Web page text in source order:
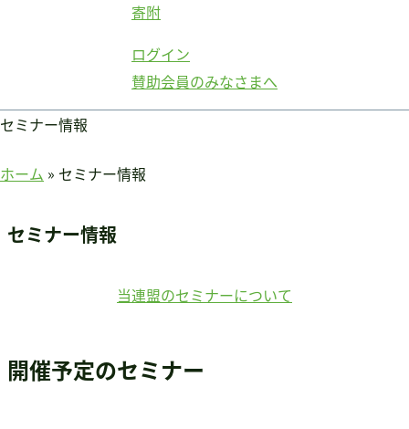
寄附
ログイン
賛助会員のみなさまへ
セミナー情報
ホーム » セミナー情報
セミナー情報
当連盟のセミナーについて
開催予定のセミナー
ログイン
当連盟について
関連団体